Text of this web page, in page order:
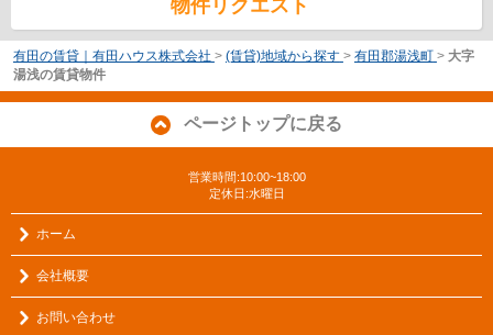
物件リクエスト
有田の賃貸｜有田ハウス株式会社 > (賃貸)地域から探す > 有田郡湯浅町 > 大字
湯浅の賃貸物件
ページトップに戻る
営業時間:10:00~18:00
定休日:水曜日
ホーム
会社概要
お問い合わせ